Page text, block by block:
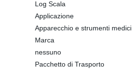
Log Scala
Applicazione
Apparecchio e strumenti medici
Marca
nessuno
Pacchetto di Trasporto